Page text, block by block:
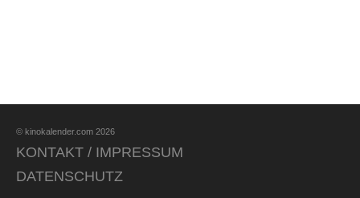
© kinokalender.com 2026
KONTAKT / IMPRESSUM
DATENSCHUTZ